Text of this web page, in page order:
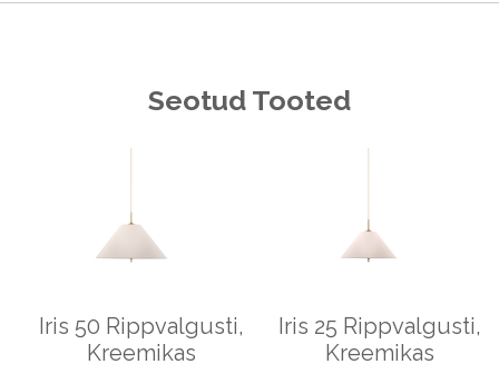
Seotud Tooted
Iris 50 Rippvalgusti,
Kreemikas
Iris 25 Rippvalgusti,
Kreemikas